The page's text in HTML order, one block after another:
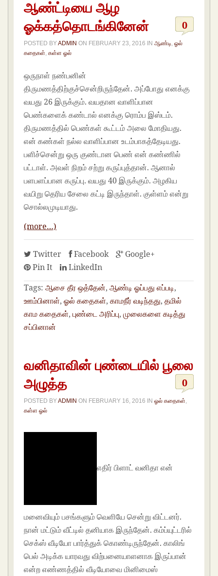
ஆண்ட்டியை ஆழ
ஓக்கத்தொடங்கினேன்
0
POSTED BYADMIN ON FEBRUARY 23, 2016 INஆண்டி ,ஓல்
கதைகள் ,கள்ள ஓல்
ஒருநாள் நண்பனின்
திருமணத்திற்குச்சென்றிருந்தேன். அப்போது எனக்கு
வயது 26 இருக்கும். வயதான வாளிப்பான
பெண்களைக் கண்டால் எனக்கு ரொம்ப இஸ்டம்.
திருமணத்தில் பெண்கள் கூட்டம் அலை மோதியது.
என் கண்கள் நல்ல வாளிப்பான உடம்பாகத்தேடியது.
பளிச்சென்று ஒரு குண்டான பெண் என் கண்ணில்
பட்டாள். அவள் நிறம் சற்று கருப்புத்தான். ஆனால்
பளபளப்பான கருப்பு. வயது 40 இருக்கும். அழகிய
வயிறு தெரிய சேலை கட்டி இருந்தாள். குள்ளம் என்று
சொல்லமுடியாது.
(more…)
Twitter Facebook
Google+
Pin It
LinkedIn
Tags: ஆசை தீர ஒத்தேன்,ஆண்டி ஓப்பது எப்படி,
ஊம்பினாள்,ஓல் கதைகள்,காமநீர் வடிந்தது,தமில்
காம கதைகள்,புண்டை அரிப்பு,முலைகளை கடித்து
சப்பினான்
வனிதாவின் புண்டையில் பூலை
அழுத்த
0
POSTED BYADMIN ON FEBRUARY 16, 2016 INஓல் கதைகள்
கள்ள ஓல்
எதிர் பிளாட் வனிதா என்
மனைவியும் பசங்களும் வெளியே சென்று விட்டனர்.
நான் மட்டும் வீட்டில் தனியாக இருந்தேன். கம்ப்யுட்டரில்
செக்ஸ் வீடியோ பார்த்துக் கொண்டிருந்தேன். காலிங்
பெல் அடிக்க யாரவது விற்பனையாளனாக இருப்பான்
என்ற எண்ணத்தில் வீடியோவை மினிமைஸ்